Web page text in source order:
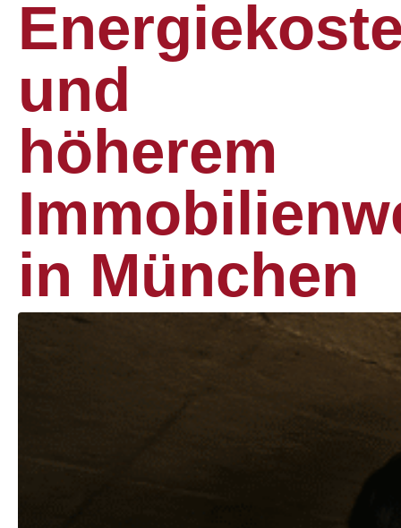
und
höherem
in München